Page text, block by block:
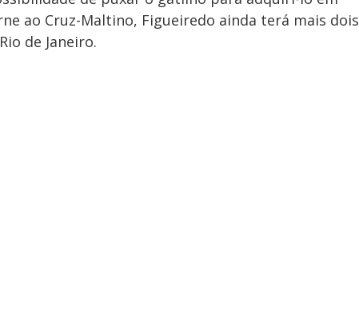
ao Cruz-Maltino, Figueiredo ainda terá mais dois
de Janeiro.